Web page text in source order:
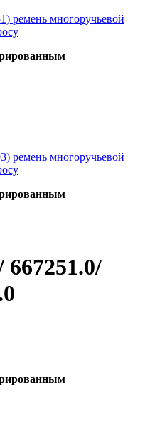
ремень многоручьевой
ремень многоручьевой
667251.0/